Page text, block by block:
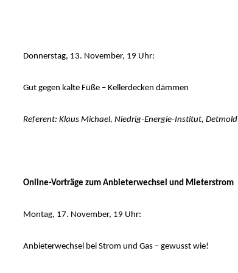
Donnerstag, 13. November, 19 Uhr:
Gut gegen kalte Füße – Kellerdecken dämmen
Referent: Klaus Michael, Niedrig-Energie-Institut, Detmold
Online-Vorträge zum Anbieterwechsel und Mieterstrom
Montag, 17. November, 19 Uhr:
Anbieterwechsel bei Strom und Gas – gewusst wie!